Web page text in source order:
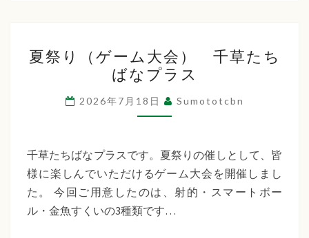
祭
り
（ゲ
ー
大
会）
千
草
夏祭り（ゲーム大会） 千草たち
ばなプラス
2026年7月18日 Sumototcbn
千草たちばなプラスです。夏祭りの催しとして、皆
様に楽しんでいただけるゲーム大会を開催しまし
た。 今回ご用意したのは、射的・スマートボー
ル・金魚すくいの3種類です…